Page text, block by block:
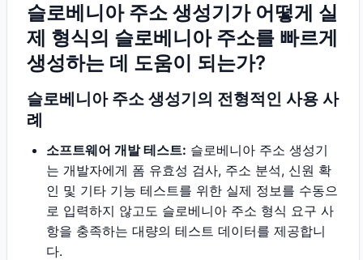
슬로베니아 주소 생성기가 어떻게 실
제 형식의 슬로베니아 주소를 빠르게
생성하는 데 도움이 되는가?
슬로베니아 주소 생성기의 전형적인 사용 사
례
소프트웨어 개발 테스트: 슬로베니아 주소 생성기
는 개발자에게 폼 유효성 검사, 주소 분석, 신원 확
인 및 기타 기능 테스트를 위한 실제 정보를 수동으
로 입력하지 않고도 슬로베니아 주소 형식 요구 사
항을 충족하는 대량의 테스트 데이터를 제공합니
다.